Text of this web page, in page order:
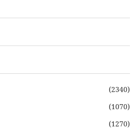
(2340)
(1070)
(1270)